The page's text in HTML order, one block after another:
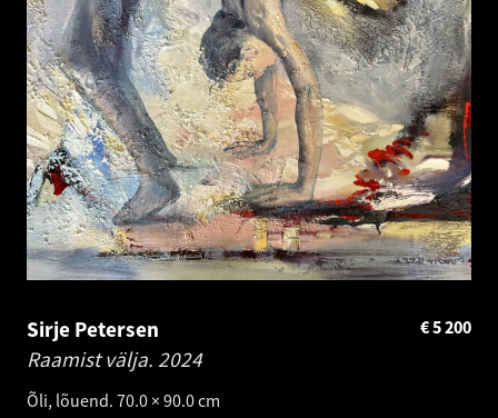
Sirje Petersen
Raamist välja. 2024
Õli, lõuend. 70.0 × 90.0 cm
5 200
€